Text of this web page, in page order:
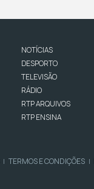
NOTÍCIAS
DESPORTO
TELEVISÃO
RÁDIO
RTP ARQUIVOS
RTP ENSINA
| TERMOS E CONDIÇÕES |